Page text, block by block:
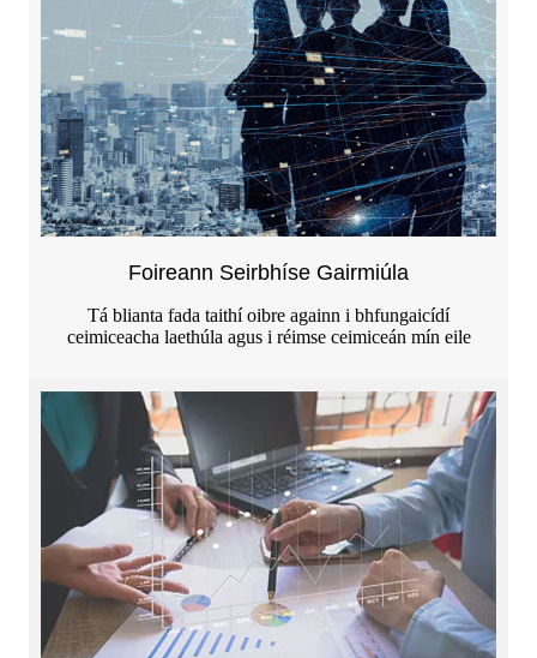
Foireann Seirbhíse Gairmiúla
Tá blianta fada taithí oibre againn i bhfungaicídí
ceimiceacha laethúla agus i réimse ceimiceán mín eile